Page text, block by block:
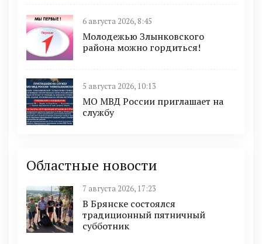
6 августа 2026, 8:45
Молодежью Злынковского
района можно гордиться!
5 августа 2026, 10:13
МО МВД России приглашает на
службу
Областные новости
7 августа 2026, 17:23
В Брянске состоялся
традиционный пятничный
субботник